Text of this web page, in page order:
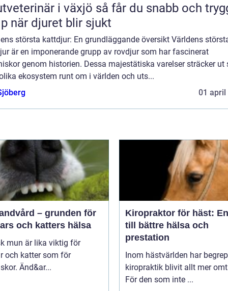
i växjö så får du snabb och trygg
när djuret blir sjukt
största kattdjur: En grundläggande översikt Världens
är en imponerande grupp av rovdjur som har fascinerat
genom historien. Dessa majestätiska varelser sträcker ut
ekosystem runt om i världen och uts...
01 april
– grunden för
och katters hälsa
mun är lika viktig för
och katter som för
Änd&ar...
Kiropraktor för häst:
till bättre hälsa och
prestation
Inom hästvärlden har
kiropraktik blivit allt mer
För den som inte ...